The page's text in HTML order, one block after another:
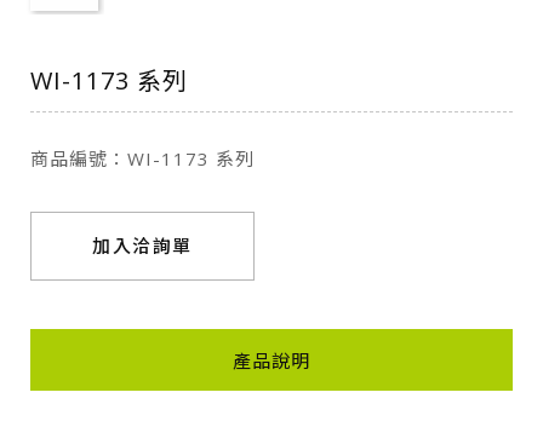
WI-1173 系列
商品編號：WI-1173 系列
加入洽詢單
產品說明